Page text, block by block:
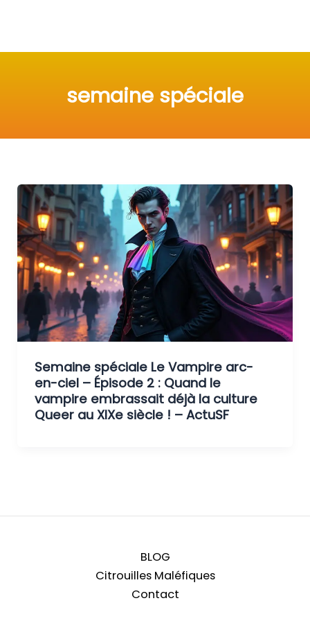
semaine spéciale
Semaine spéciale Le Vampire arc-
en-ciel – Épisode 2 : Quand le
vampire embrassait déjà la culture
Queer au XIXe siècle ! – ActuSF
BLOG
Citrouilles Maléfiques
Contact